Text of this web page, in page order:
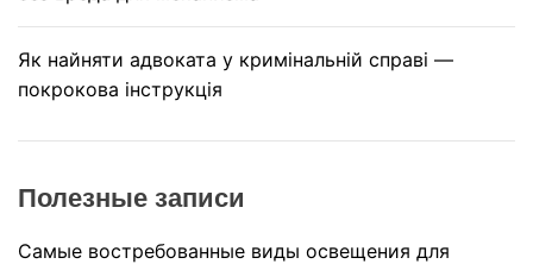
Як найняти адвоката у кримінальній справі —
покрокова інструкція
Полезные записи
Самые востребованные виды освещения для